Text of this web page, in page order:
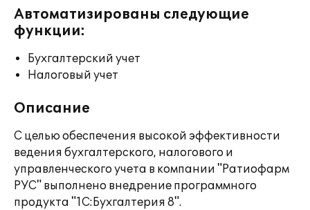
Автоматизированы следующие
функции:
Бухгалтерский учет
Налоговый учет
Описание
С целью обеспечения высокой эффективности
ведения бухгалтерского, налогового и
управленческого учета в компании "Ратиофарм
РУС" выполнено внедрение программного
продукта "1С:Бухгалтерия 8".